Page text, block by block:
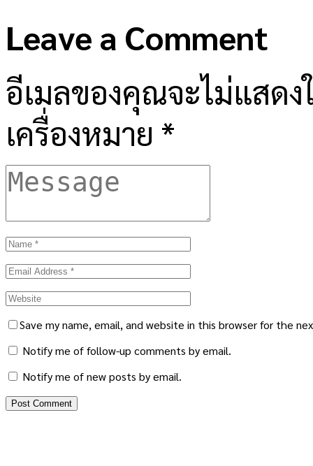
Leave a Comment
อีเมลของคุณจะไม่แสด
เครื่องหมาย *
Save my name, email, and website in this browser for the
Notify me of follow-up comments by email.
Notify me of new posts by email.